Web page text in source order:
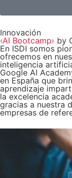
Innovación
‹AI Bootcamp› by
En ISDI somos
ofrecemos en
inteligencia
Google AI
en España que
aprendizaje
la excelencia
gracias a nuestra
empresas de